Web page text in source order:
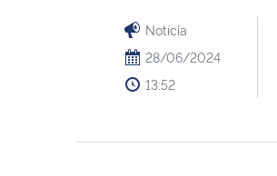
Notícia
28/06/2024
13:52